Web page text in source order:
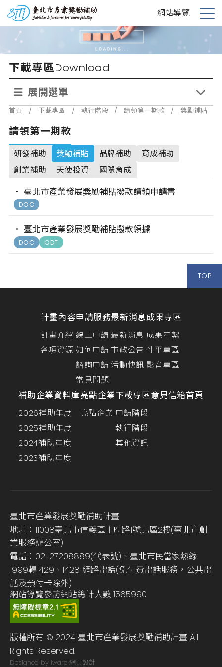
到
內
台北市產業獎勵補助 網站導覽
展
選
單
下載專區Download
展開選單
首頁 / 下載專區 / 執行階段 / 請領第一期款 / 獎勵補貼
請領第一期款
研發補助 獎勵補貼 品牌補助
育成補助
創業補助
天使投資 國際育成
臺北市產業發展獎勵補貼撥款請領申請書
DOC
臺北市產業發展獎勵補貼撥款領據
DOC ODT
TOP
計畫內容
計畫介紹
各項資源
申請服務
線上申請
如何申請
諮詢申請
常見問題
最新消息
最新消息
市政公告
活動快訊
成果專區
成果花絮
性平專區
影音專區
補助企業資料庫
2026補助年度
2025補助年度
2024補助年度
2023補助年度
亮點企業
亮點企業
下載專區
申請階段
執行階段
其他資訊
意見信箱首頁
臺北市產業發展獎勵補助計畫
地址：11008臺北市信義區市府路1號北區2樓(臺北市創
業服務辦公室)
電話：02-27208889(代表號)、臺北市民當家熱線
1999轉1429、1428 網路電話(免付費電話服務，公共電
話及預付卡除外)
網站導覽參訪網站總計人數 1565990
版權所有 © 2024 臺北市產業發展獎勵補助計畫 All
Rights Reserved.
Designed by iware 網頁設計